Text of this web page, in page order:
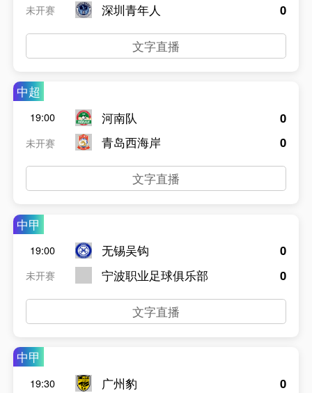
未开赛 深圳青年人 0
文字直播
中超
19:00
未开赛
河南队
青岛西海岸
0
0
文字直播
中甲
19:00
未开赛
无锡吴钩
宁波职业足球俱乐部
0
0
文字直播
中甲
19:30
广州豹
0